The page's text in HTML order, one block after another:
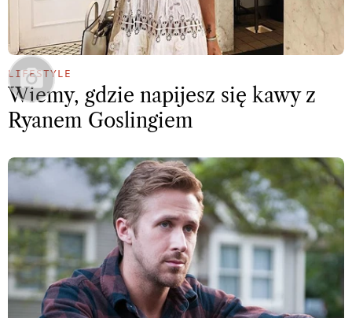
LIFESTYLE
Wiemy, gdzie napijesz się kawy z
Ryanem Goslingiem